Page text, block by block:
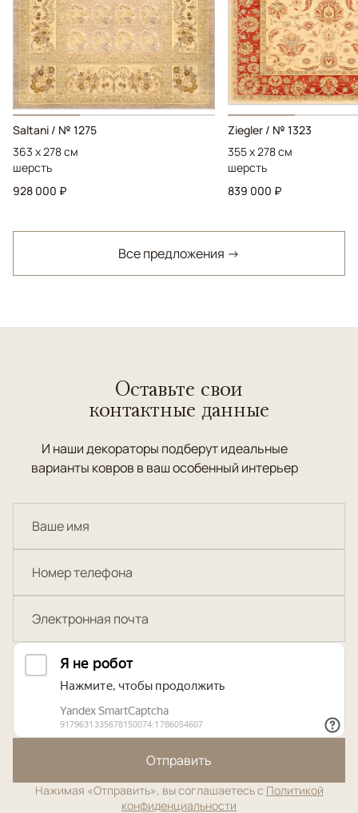
Saltani / № 1275
363 x 278 см
шерсть
928 000 ₽
Ziegler / № 1323
355 x 278 см
шерсть
839 000 ₽
Все предложения →
Оставьте свои
контактные данные
И наши декораторы подберут идеальные
варианты ковров в ваш особенный интерьер
Отправить
Нажимая «Отправить», вы соглашаетесь с Политикой
конфиденциальности